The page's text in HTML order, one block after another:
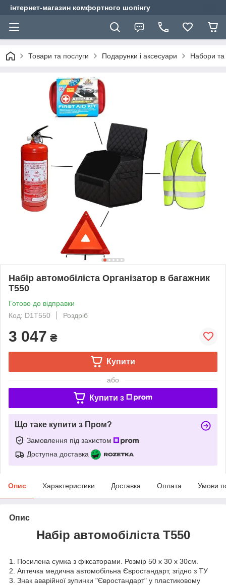
інтернет-магазин комфортного шопінгу
Товари та послуги Подарунки і аксесуари Набори та
Набір автомобіліста Організатор в багажник
T550
Готово до відправки
Код: D1T550
Роздріб
3 047 ₴
Купити
або
Купити з
Що таке купити з Пром?
Замовлення під захистом
Доступна доставка
Опис Характеристики Доставка Оплата Умови
Опис
Набір автомобіліста T550
1. Посилена сумка з фіксаторами. Розмір 50 х 30 х 30см.
2. Аптечка медична автомобільна Євростандарт, згідно з ТУ
3. Знак аварійної зупинки "Євростандарт" у пластиковому